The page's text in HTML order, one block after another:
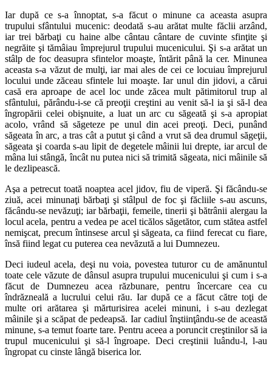
Iar după ce s-a înnoptat, s-a făcut o minune ca aceasta asupra
trupului sfântului mucenic: deodată s-au arătat multe făclii arzând,
iar trei bărbaţi cu haine albe cântau cântare de cuvinte sfinţite şi
negrăite şi tămâiau împrejurul trupului mucenicului. Şi s-a arătat un
stâlp de foc deasupra sfintelor moaşte, întărit până la cer. Minunea
aceasta s-a văzut de mulţi, iar mai ales de cei ce locuiau împrejurul
locului unde zăceau sfintele lui moaşte. Iar unul din jidovi, a cărui
casă era aproape de acel loc unde zăcea mult pătimitorul trup al
sfântului, părându-i-se că preoţii creştini au venit să-l ia şi să-l dea
îngropării celei obişnuite, a luat un arc cu săgeată şi s-a apropiat
acolo, vrând să săgeteze pe unul din acei preoţi. Deci, punând
săgeata în arc, a tras cât a putut şi când a vrut să dea drumul săgeţii,
săgeata şi coarda s-au lipit de degetele mâinii lui drepte, iar arcul de
mâna lui stângă, încât nu putea nici să trimită săgeata, nici mâinile să
le dezlipească.
Aşa a petrecut toată noaptea acel jidov, fiu de viperă. Şi făcându-se
ziuă, acei minunaţi bărbaţi şi stâlpul de foc şi făcliile s-au ascuns,
făcându-se nevăzuţi; iar bărbaţii, femeile, tinerii şi bătrânii alergau la
locul acela, pentru a vedea pe acel ticălos săgetător, cum stătea astfel
nemişcat, precum întinsese arcul şi săgeata, ca fiind fere­cat cu fiare,
însă fiind legat cu puterea cea nevăzută a lui Dumnezeu.
Deci iudeul acela, deşi nu voia, povestea tuturor cu de amănuntul
toate cele văzute de dânsul asupra trupului mucenicului şi cum i s-a
făcut de Dumnezeu acea răzbunare, pentru încercare cea cu
îndrăzneală a lucrului celui rău. Iar după ce a făcut către toţi de
multe ori arătarea şi mărturisirea acelei minuni, i s-au dezlegat
mâinile şi a scăpat de pedeapsă. Iar cadiul înştiinţându-se de această
minune, s-a temut foarte tare. Pentru aceea a poruncit creştinilor să ia
trupul mucenicului şi să-l îngroape. Deci creştinii luându-l, l-au
îngropat cu cinste lângă biserica lor.